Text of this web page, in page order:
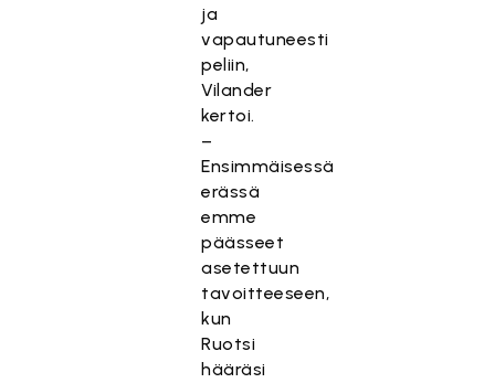
ja
vapautuneesti
peliin,
Vilander
kertoi.
–
Ensimmäisessä
erässä
emme
päässeet
asetettuun
tavoitteeseen,
kun
Ruotsi
hääräsi